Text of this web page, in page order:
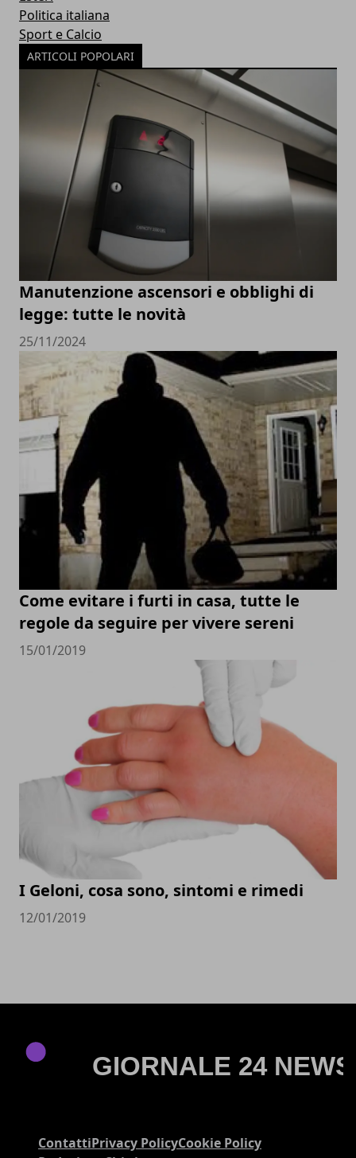
Politica italiana
Sport e Calcio
ARTICOLI POPOLARI
Manutenzione ascensori e obblighi di
legge: tutte le novità
25/11/2024
Come evitare i furti in casa, tutte le
regole da seguire per vivere sereni
15/01/2019
I Geloni, cosa sono, sintomi e rimedi
12/01/2019
ContattiPrivacy PolicyCookie Policy